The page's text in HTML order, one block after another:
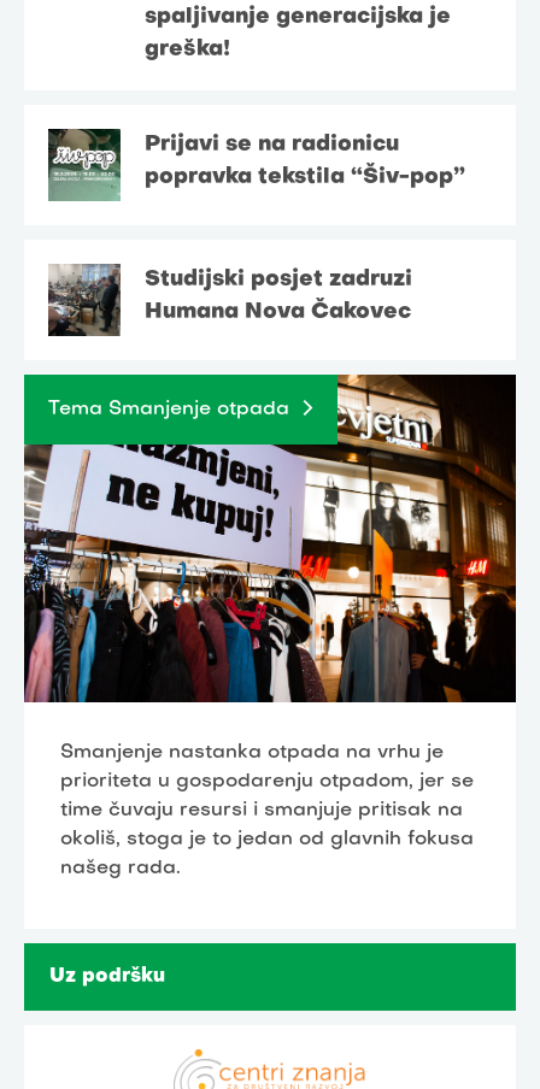
spaljivanje generacijska je
greška!
Prijavi se na radionicu
popravka tekstila “Šiv-pop”
Studijski posjet zadruzi
Humana Nova Čakovec
Tema Smanjenje otpada
Smanjenje nastanka otpada na vrhu je
prioriteta u gospodarenju otpadom, jer se
time čuvaju resursi i smanjuje pritisak na
okoliš, stoga je to jedan od glavnih fokusa
našeg rada.
Uz podršku